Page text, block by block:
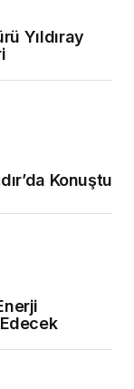
Yıldıray
Konuştu